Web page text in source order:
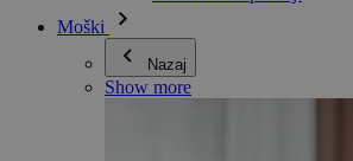
Moški
Nazaj
Show more